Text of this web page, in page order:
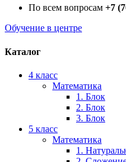
По всем вопросам +7
Обучение в центре
Каталог
4 класс
Математика
1. Блок
2. Блок
3. Блок
5 класс
Математика
1.